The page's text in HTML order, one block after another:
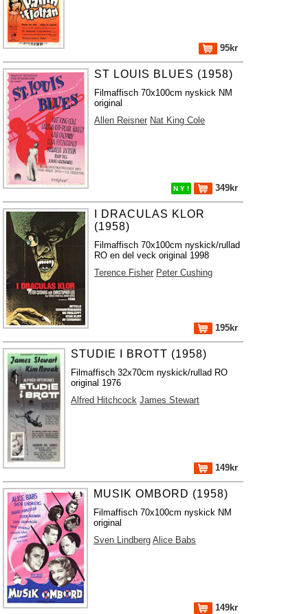
95kr
ST LOUIS BLUES (1958)
Filmaffisch 70x100cm nyskick NM
original
Allen Reisner Nat King Cole
N Y ! 349kr
I DRACULAS KLOR
(1958)
Filmaffisch 70x100cm nyskick/rullad
RO en del veck original 1998
Terence Fisher Peter Cushing
195kr
STUDIE I BROTT (1958)
Filmaffisch 32x70cm nyskick/rullad RO
original 1976
Alfred Hitchcock James Stewart
149kr
MUSIK OMBORD (1958)
Filmaffisch 70x100cm nyskick NM
original
Sven Lindberg Alice Babs
149kr